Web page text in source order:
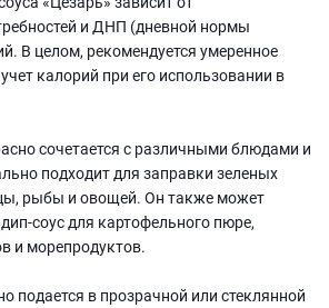
и ДНП (дневной нормы
В целом, рекомендуется умеренное
калорий при его использовании в
сочетается с различными блюдами и
подходит для заправки зеленых
рыбы и овощей. Он также может
соус для картофельного пюре,
и морепродуктов.
подается в прозрачной или стеклянной